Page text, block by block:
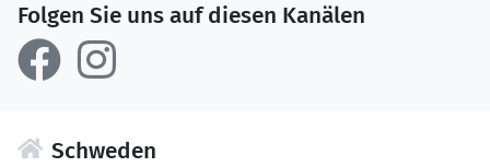
Folgen Sie uns auf diesen Kanälen
Schweden